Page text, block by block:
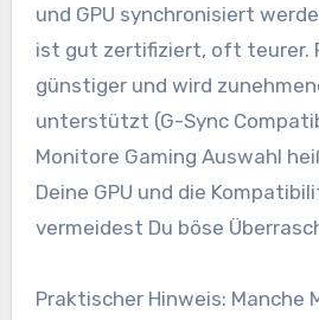
und GPU synchronisiert
ist gut zertifiziert, oft teurer.
günstiger und wird
unterstützt (G-Sync
Monitore Gaming Auswahl
Deine GPU und die
vermeidest Du böse
Praktischer Hinweis: Manche